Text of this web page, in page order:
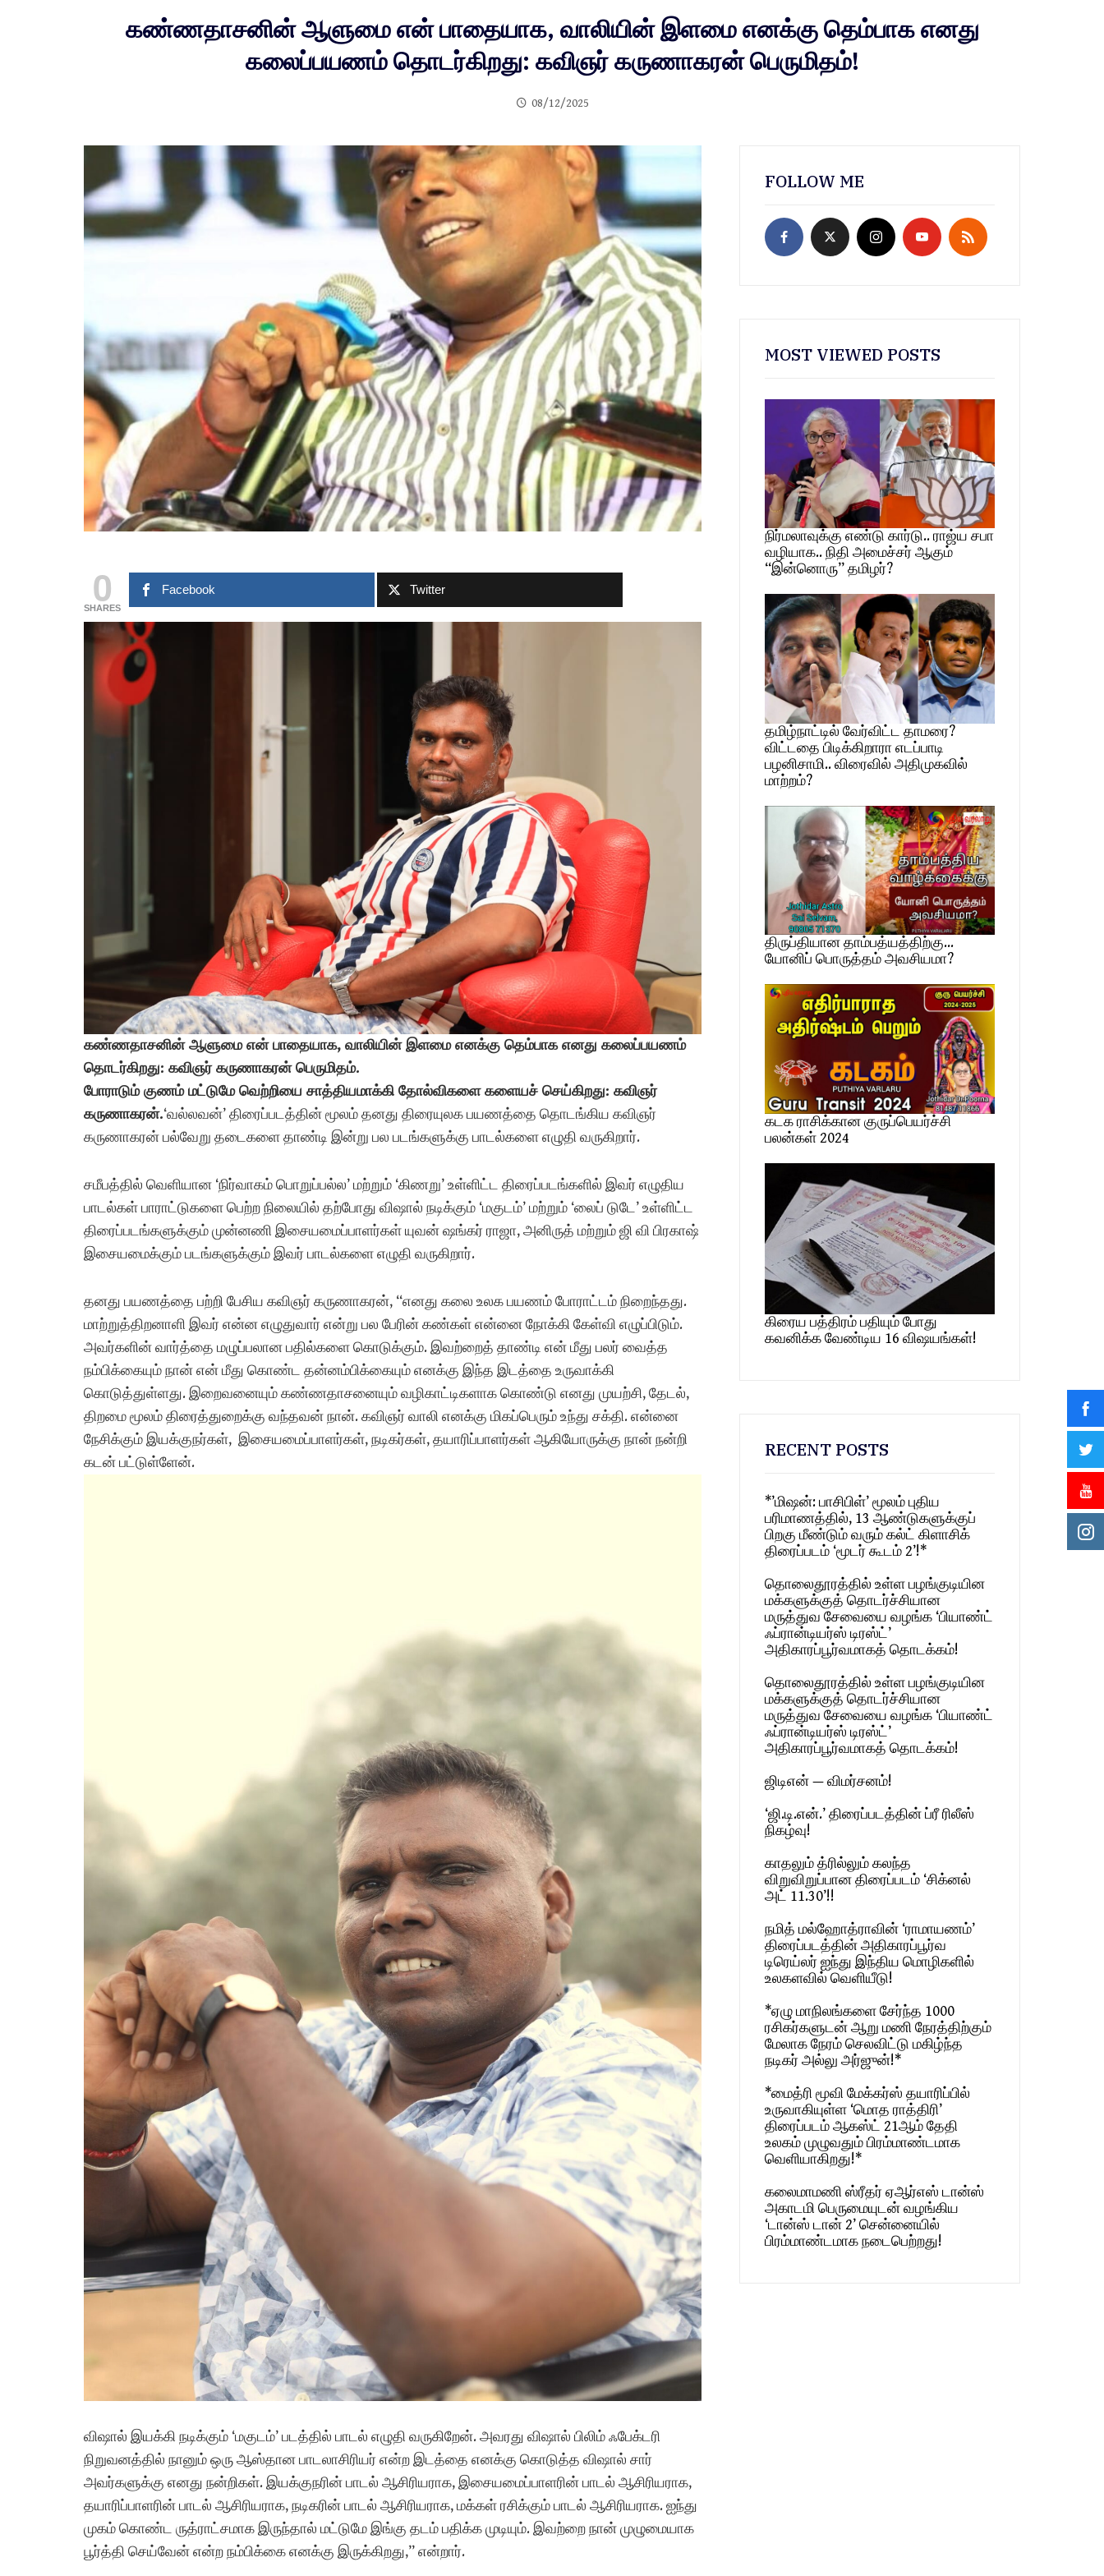
கண்ணதாசனின் ஆளுமை என் பாதையாக, வாலியின் இளமை எனக்கு தெம்பாக எனது
கலைப்பயணம் தொடர்கிறது: கவிஞர் கருணாகரன் பெருமிதம்!
08/12/2025
0
SHARES
Facebook Twitter
கண்ணதாசனின் ஆளுமை என் பாதையாக, வாலியின் இளமை எனக்கு தெம்பாக எனது கலைப்பயணம்
தொடர்கிறது: கவிஞர் கருணாகரன் பெருமிதம்.
போராடும் குணம் மட்டுமே வெற்றியை சாத்தியமாக்கி தோல்விகளை களையச் செய்கிறது: கவிஞர்
கருணாகரன்.‘வல்லவன்’ திரைப்படத்தின் மூலம் தனது திரையுலக பயணத்தை தொடங்கிய கவிஞர்
கருணாகரன் பல்வேறு தடைகளை தாண்டி இன்று பல படங்களுக்கு பாடல்களை எழுதி வருகிறார்.
சமீபத்தில் வெளியான ‘நிர்வாகம் பொறுப்பல்ல’ மற்றும் ‘கிணறு’ உள்ளிட்ட திரைப்படங்களில் இவர் எழுதிய
பாடல்கள் பாராட்டுகளை பெற்ற நிலையில் தற்போது விஷால் நடிக்கும் ‘மகுடம்’ மற்றும் ‘லைப் டுடே’ உள்ளிட்ட
திரைப்படங்களுக்கும் முன்னணி இசையமைப்பாளர்கள் யுவன் ஷங்கர் ராஜா, அனிருத் மற்றும் ஜி வி பிரகாஷ்
இசையமைக்கும் படங்களுக்கும் இவர் பாடல்களை எழுதி வருகிறார்.
தனது பயணத்தை பற்றி பேசிய கவிஞர் கருணாகரன், “எனது கலை உலக பயணம் போராட்டம் நிறைந்தது.
மாற்றுத்திறனாளி இவர் என்ன எழுதுவார் என்று பல பேரின் கண்கள் என்னை நோக்கி கேள்வி எழுப்பிடும்.
அவர்களின் வார்த்தை மழுப்பலான பதில்களை கொடுக்கும். இவற்றைத் தாண்டி என் மீது பலர் வைத்த
நம்பிக்கையும் நான் என் மீது கொண்ட தன்னம்பிக்கையும் எனக்கு இந்த இடத்தை உருவாக்கி
கொடுத்துள்ளது. இறைவனையும் கண்ணதாசனையும் வழிகாட்டிகளாக கொண்டு எனது முயற்சி, தேடல்,
திறமை மூலம் திரைத்துறைக்கு வந்தவன் நான். கவிஞர் வாலி எனக்கு மிகப்பெரும் உந்து சக்தி. என்னை
நேசிக்கும் இயக்குநர்கள், இசையமைப்பாளர்கள், நடிகர்கள், தயாரிப்பாளர்கள் ஆகியோருக்கு நான் நன்றி
கடன் பட்டுள்ளேன்.
விஷால் இயக்கி நடிக்கும் ‘மகுடம்’ படத்தில் பாடல் எழுதி வருகிறேன். அவரது விஷால் பிலிம் ஃபேக்டரி
நிறுவனத்தில் நானும் ஒரு ஆஸ்தான பாடலாசிரியர் என்ற இடத்தை எனக்கு கொடுத்த விஷால் சார்
அவர்களுக்கு எனது நன்றிகள். இயக்குநரின் பாடல் ஆசிரியராக, இசையமைப்பாளரின் பாடல் ஆசிரியராக,
தயாரிப்பாளரின் பாடல் ஆசிரியராக, நடிகரின் பாடல் ஆசிரியராக, மக்கள் ரசிக்கும் பாடல் ஆசிரியராக. ஐந்து
முகம் கொண்ட ருத்ராட்சமாக இருந்தால் மட்டுமே இங்கு தடம் பதிக்க முடியும். இவற்றை நான் முழுமையாக
பூர்த்தி செய்வேன் என்ற நம்பிக்கை எனக்கு இருக்கிறது,” என்றார்.
FOLLOW ME
MOST VIEWED POSTS
நிர்மலாவுக்கு எண்டு கார்டு.. ராஜ்ய சபா
வழியாக.. நிதி அமைச்சர் ஆகும்
“இன்னொரு” தமிழர்?
தமிழ்நாட்டில் வேர்விட்ட தாமரை?
விட்டதை பிடிக்கிறாரா எடப்பாடி
பழனிசாமி.. விரைவில் அதிமுகவில்
மாற்றம்?
திருப்தியான தாம்பத்யத்திற்கு…
யோனிப் பொருத்தம் அவசியமா?
கடக ராசிக்கான குருப்பெயர்ச்சி
பலன்கள் 2024
கிரைய பத்திரம் பதியும் போது
கவனிக்க வேண்டிய 16 விஷயங்கள்!
RECENT POSTS
*’மிஷன்: பாசிபிள்’ மூலம் புதிய
பரிமாணத்தில், 13 ஆண்டுகளுக்குப்
பிறகு மீண்டும் வரும் கல்ட் கிளாசிக்
திரைப்படம் ‘மூடர் கூடம் 2’!*
தொலைதூரத்தில் உள்ள பழங்குடியின
மக்களுக்குத் தொடர்ச்சியான
மருத்துவ சேவையை வழங்க ‘பியாண்ட்
ஃப்ரான்டியர்ஸ் டிரஸ்ட்’
அதிகாரப்பூர்வமாகத் தொடக்கம்!
தொலைதூரத்தில் உள்ள பழங்குடியின
மக்களுக்குத் தொடர்ச்சியான
மருத்துவ சேவையை வழங்க ‘பியாண்ட்
ஃப்ரான்டியர்ஸ் டிரஸ்ட்’
அதிகாரப்பூர்வமாகத் தொடக்கம்!
ஜிடிஎன் — விமர்சனம்!
‘ஜி.டி.என்.’ திரைப்படத்தின் ப்ரீ ரிலீஸ்
நிகழ்வு!
காதலும் த்ரில்லும் கலந்த
விறுவிறுப்பான திரைப்படம் ‘சிக்னல்
அட் 11.30’!!
நமித் மல்ஹோத்ராவின் ‘ராமாயணம்’
திரைப்படத்தின் அதிகாரப்பூர்வ
டிரெய்லர் ஐந்து இந்திய மொழிகளில்
உலகளவில் வெளியீடு!
*ஏழு மாநிலங்களை சேர்ந்த 1000
ரசிகர்களுடன் ஆறு மணி நேரத்திற்கும்
மேலாக நேரம் செலவிட்டு மகிழ்ந்த
நடிகர் அல்லு அர்ஜுன்!*
*மைத்ரி மூவி மேக்கர்ஸ் தயாரிப்பில்
உருவாகியுள்ள ‘மொத ராத்திரி’
திரைப்படம் ஆகஸ்ட் 21ஆம் தேதி
உலகம் முழுவதும் பிரம்மாண்டமாக
வெளியாகிறது!*
கலைமாமணி ஸ்ரீதர் ஏஆர்எஸ் டான்ஸ்
அகாடமி பெருமையுடன் வழங்கிய
‘டான்ஸ் டான் 2’ சென்னையில்
பிரம்மாண்டமாக நடைபெற்றது!